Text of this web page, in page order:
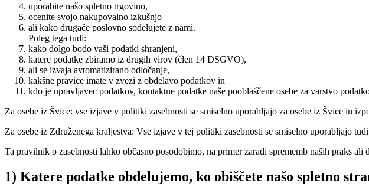
uporabite našo spletno trgovino,
ocenite svojo nakupovalno izkušnjo
ali kako drugače poslovno sodelujete z nami.
Poleg tega tudi:
kako dolgo bodo vaši podatki shranjeni,
katere podatke zbiramo iz drugih virov (člen 14 DSGVO),
ali se izvaja avtomatizirano odločanje,
kakšne pravice imate v zvezi z obdelavo podatkov in
kdo je upravljavec podatkov, kontaktne podatke naše pooblaščene osebe za varstvo
Za osebe iz Švice: vse izjave v politiki zasebnosti se smiselno uporabljajo za osebe iz Švice in
Za osebe iz Združenega kraljestva: Vse izjave v tej politiki zasebnosti se smiselno uporabljajo
Ta pravilnik o zasebnosti lahko občasno posodobimo, na primer zaradi sprememb naših praks
1) Katere podatke obdelujemo, ko obiščete našo spletno